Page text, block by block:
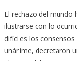
El rechazo del mundo
ilustrarse con lo
difíciles los
unánime, decretaron